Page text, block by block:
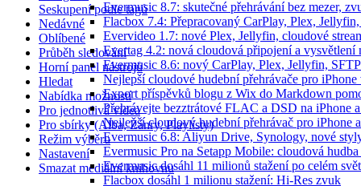
Evermusic 8.7: skutečné přehrávání bez mezer,
Flacbox 7.4: Přepracovaný CarPlay, Plex,
Evervideo 1.7: nové Plex, Jellyfin, cloudové
Evertag 4.2: nová cloudová připojení a vysvětlení
Evermusic 8.6: nový CarPlay, Plex, Jellyfin,
Nejlepší cloudové hudební přehrávače pro iPhone
Export příspěvků blogu z Wix do Markdown
Přehrávejte bezztrátové FLAC a DSD na iPhone
Nejlepší cloudový hudební přehrávač pro iPhone
Evermusic 6.8: Aliyun Drive, Synology, nové
Evermusic Pro na Setapp Mobile: cloudová
Evermusic dosáhl 11 milionů stažení po celém
Flacbox dosáhl 1 milionu stažení: Hi-Res zvuk
Seskupení podle tagů
Nedávné
Oblíbené
Průběh sledování
Horní panel nástrojů
Hledat
Nabídka možností
Pro jednotlivá videa
Pro sbírky (Alba, Žánry, Playlisty)
Režim výběru
Nastavení
Smazat mediální knihovnu